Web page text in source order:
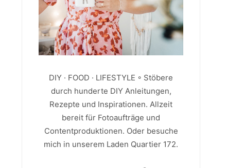
DIY · FOOD · LIFESTYLE ◦ Stöbere
durch hunderte DIY Anleitungen,
Rezepte und Inspirationen. Allzeit
bereit für Fotoaufträge und
Contentproduktionen. Oder besuche
mich in unserem Laden Quartier 172.